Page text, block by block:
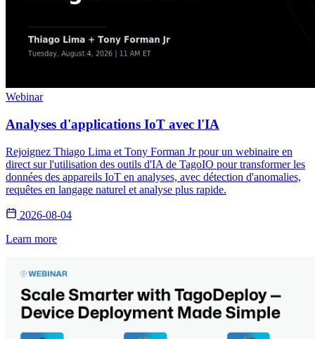
Webinar
Analyses d'applications IoT avec l'IA
Rejoignez Thiago Lima et Tony Forman Jr pour un webinaire en
direct sur l'utilisation des outils d'IA de TagoIO pour transformer les
données des appareils IoT en analyses, avec détection d'anomalies,
requêtes en langage naturel et analyse plus rapide.
2026-08-04
Learn more